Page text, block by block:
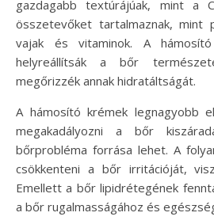
gazdagabb textúrájúak, mint a
összetevőket tartalmaznak, mint
vajak és vitaminok. A
helyreállítsák a bőr
megőrizzék annak hidratáltságát.
A hámosító krémek legnagyobb
megakadályozni a bőr
bőrprobléma forrása lehet. A
csökkenteni a bőr irritációját,
Emellett a bőr lipidrétegének
a bőr rugalmasságához és